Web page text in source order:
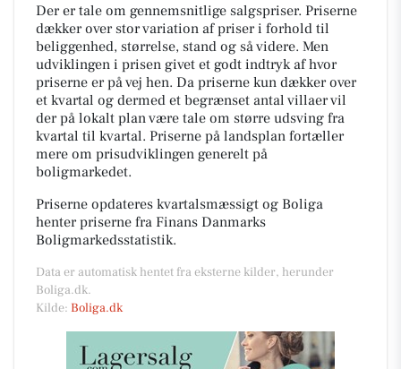
Der er tale om gennemsnitlige salgspriser. Priserne
dækker over stor variation af priser i forhold til
beliggenhed, størrelse, stand og så videre. Men
udviklingen i prisen givet et godt indtryk af hvor
priserne er på vej hen. Da priserne kun dækker over
et kvartal og dermed et begrænset antal villaer vil
der på lokalt plan være tale om større udsving fra
kvartal til kvartal. Priserne på landsplan fortæller
mere om prisudviklingen generelt på
boligmarkedet.
Priserne opdateres kvartalsmæssigt og Boliga
henter priserne fra Finans Danmarks
Boligmarkedsstatistik.
Data er automatisk hentet fra eksterne kilder, herunder
Boliga.dk.
Kilde: Boliga.dk